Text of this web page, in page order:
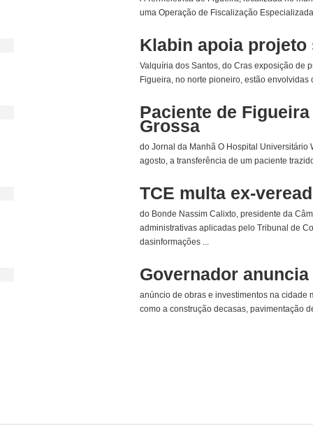
uma Operação de Fiscalização
Klabin apoia
Valquíria dos Santos, do Cras exposição de
Figueira, no norte pioneiro, estão
Paciente de
Grossa
do Jornal da Manhã O Hospital Universitário
agosto, a transferência de um paciente
TCE multa ex-
do Bonde Nassim Calixto, presidente da
administrativas aplicadas pelo Tribunal de
dasinformações ...
Governador
anúncio de obras e investimentos na cidade
como a construção decasas, pavimentação